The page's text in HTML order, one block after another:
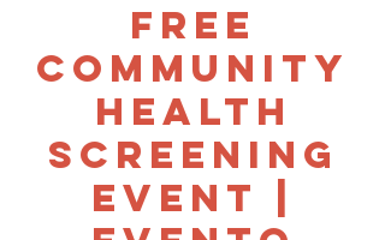
Free
Community
Health
Screening
Event |